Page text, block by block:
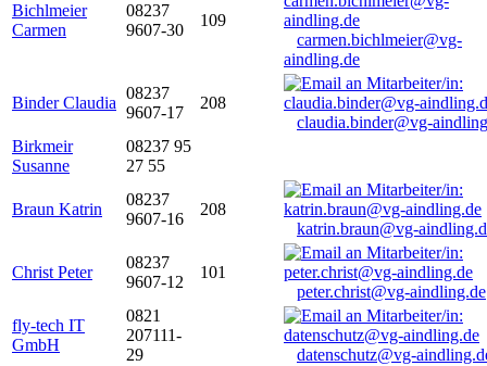
Bichlmeier
Carmen
08237
9607-30
109
carmen.bichlmeier@vg-
aindling.de
Binder Claudia
08237
9607-17
208
claudia.binder@vg-
Birkmeir
Susanne
08237 95
27 55
Braun Katrin
08237
9607-16
208
katrin.braun@vg-
Christ Peter
08237
9607-12
101
peter.christ@vg-aindling.de
fly-tech IT
GmbH
0821
207111-
29
datenschutz@vg-